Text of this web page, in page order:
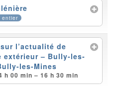
entier
l’actualité de
extérieur – Bully-les-
les-Mines
h 00 min – 16 h 30 min